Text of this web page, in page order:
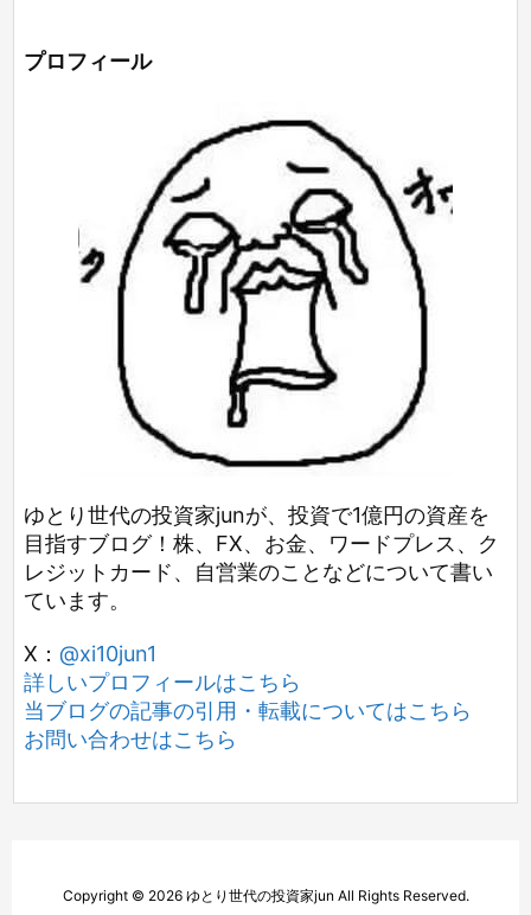
プロフィール
ゆとり世代の投資家junが、投資で1億円の資産を
目指すブログ！株、FX、お金、ワードプレス、ク
レジットカード、自営業のことなどについて書い
ています。
X： @xi10jun1
詳しいプロフィールはこちら
当ブログの記事の引用・転載についてはこちら
お問い合わせはこちら
Copyright © 2026 ゆとり世代の投資家jun All Rights Reserved.